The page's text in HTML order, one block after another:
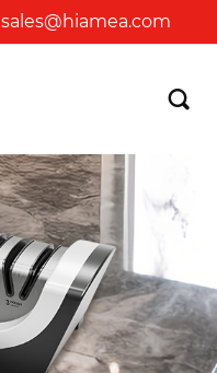
sales@hiamea.com
